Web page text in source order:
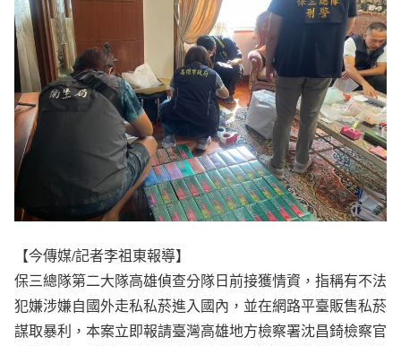
【今傳媒/記者李祖東報導】
保三總隊第二大隊高雄偵查分隊日前接獲情資，指稱有不法
犯嫌涉嫌自國外走私私菸進入國內，並在網路平臺販售私菸
謀取暴利，本案立即報請臺灣高雄地方檢察署沈昌錡檢察官